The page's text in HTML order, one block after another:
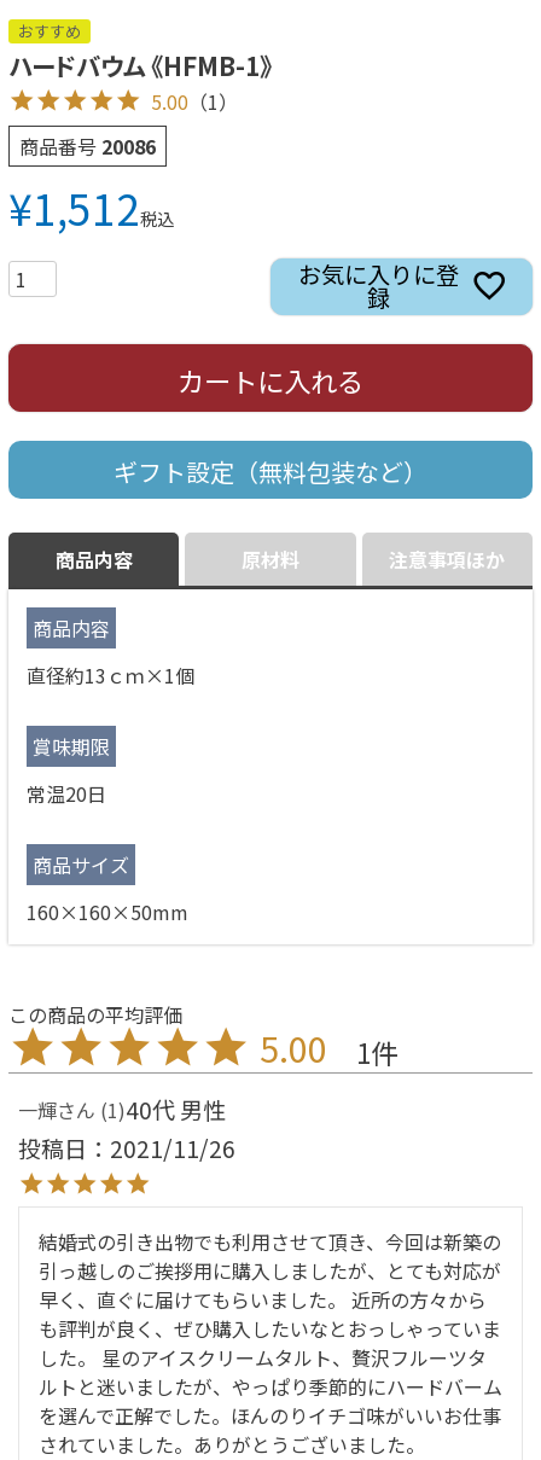
おすすめ
ハードバウム 《HFMB-1》
5.00 （1）
商品番号 20086
¥1,512税込
お気に入りに登
録
カートに入れる
ギフト設定（無料包装など）
商品内容
商品内容
直径約13ｃｍ×1個
賞味期限
常温20日
商品サイズ
160×160×50mm
原材料 注意事項ほか
5.00 1
一輝 1 40代男性
投稿日
2021/11/26
結婚式の引き出物でも利用させて頂き、今回は新築の
引っ越しのご挨拶用に購入しましたが、とても対応が
早く、直ぐに届けてもらいました。 近所の方々から
も評判が良く、ぜひ購入したいなとおっしゃっていま
した。 星のアイスクリームタルト、贅沢フルーツタ
ルトと迷いましたが、やっぱり季節的にハードバーム
を選んで正解でした。ほんのりイチゴ味がいいお仕事
されていました。ありがとうございました。